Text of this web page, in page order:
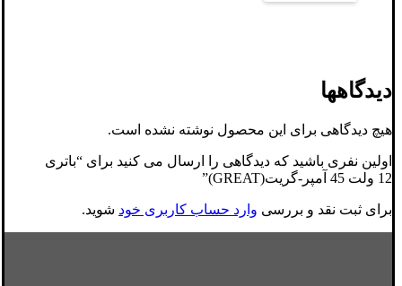
دیدگاهها
هیچ دیدگاهی برای این محصول نوشته نشده است.
اولین نفری باشید که دیدگاهی را ارسال می کنید برای “باتری
12 ولت 45 آمپر-گریت(GREAT)”
برای ثبت نقد و بررسی وارد حساب کاربری خود شوید.